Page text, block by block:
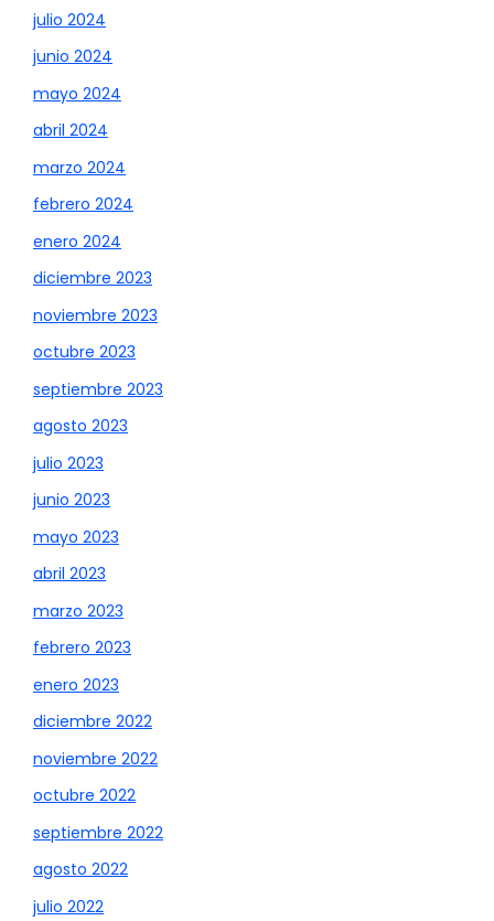
julio 2024
junio 2024
mayo 2024
abril 2024
marzo 2024
febrero 2024
enero 2024
diciembre 2023
noviembre 2023
octubre 2023
septiembre 2023
agosto 2023
julio 2023
junio 2023
mayo 2023
abril 2023
marzo 2023
febrero 2023
enero 2023
diciembre 2022
noviembre 2022
octubre 2022
septiembre 2022
agosto 2022
julio 2022